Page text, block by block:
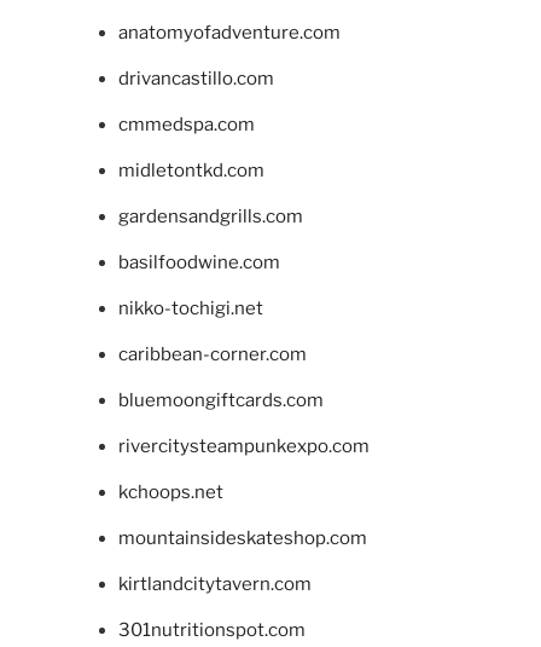
anatomyofadventure.com
drivancastillo.com
cmmedspa.com
midletontkd.com
gardensandgrills.com
basilfoodwine.com
nikko-tochigi.net
caribbean-corner.com
bluemoongiftcards.com
rivercitysteampunkexpo.com
kchoops.net
mountainsideskateshop.com
kirtlandcitytavern.com
301nutritionspot.com